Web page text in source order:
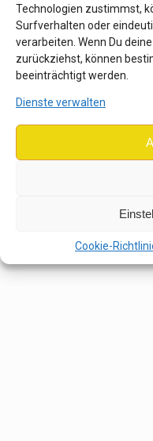
Technologien zustimmst,
Surfverhalten oder
verarbeiten. Wenn Du
zurückziehst, können
beeinträchtigt werden.
Dienste verwalten
Cookie-
Mobil